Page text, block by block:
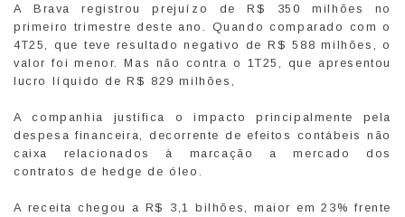
A Brava registrou prejuízo de R$ 350 milhões no
primeiro trimestre deste ano. Quando comparado com o
4T25, que teve resultado negativo de R$ 588 milhões, o
valor foi menor. Mas não contra o 1T25, que apresentou
lucro líquido de R$ 829 milhões,
A companhia justifica o impacto principalmente pela
despesa financeira, decorrente de efeitos contábeis não
caixa relacionados à marcação a mercado dos
contratos de hedge de óleo.
A receita chegou a R$ 3,1 bilhões, maior em 23% frente